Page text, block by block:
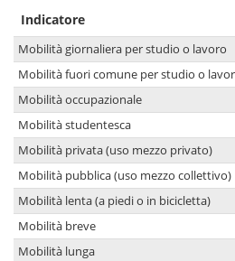
Indicatore
Mobilità giornaliera per studio o lavoro
Mobilità fuori comune per studio o
Mobilità occupazionale
Mobilità studentesca
Mobilità privata (uso mezzo privato)
Mobilità pubblica (uso mezzo collettivo)
Mobilità lenta (a piedi o in bicicletta)
Mobilità breve
Mobilità lunga